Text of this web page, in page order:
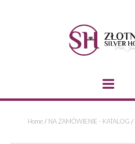
Home/ NA ZAMÓWIENIE - KATALOG /